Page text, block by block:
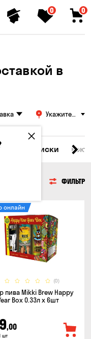
0 0
в
Укажите
Виски
ФИЛЬТР
(0)
онлайн
пива Mikki Brew Happy
Box 0.33л x 6шт
,00
шт